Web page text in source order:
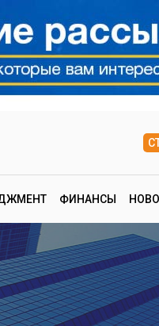
ФИНАНСЫ